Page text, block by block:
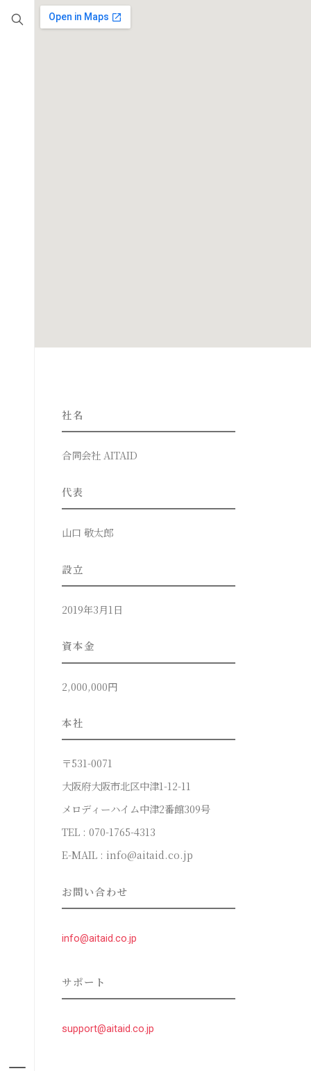
社名
合同会社 AITAID
代表
山口 敬太郎
設立
2019年3月1日
資本金
2,000,000円
本社
〒531-0071
大阪府大阪市北区中津1-12-11
メロディーハイム中津2番館309号
TEL : 070-1765-4313
E-MAIL : info@aitaid.co.jp
お問い合わせ
info@aitaid.co.jp
サポート
support@aitaid.co.jp